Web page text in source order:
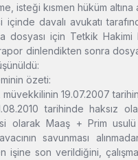
isteği kısmen hüküm altına
içinde davalı avukatı
dosyası için Tetkik Hakimi
dinlendikten sonra
özeti:
19.07.2007
tarihinde haksız
olarak Maaş + Prim usulü
savunması
işine son verildiğini,